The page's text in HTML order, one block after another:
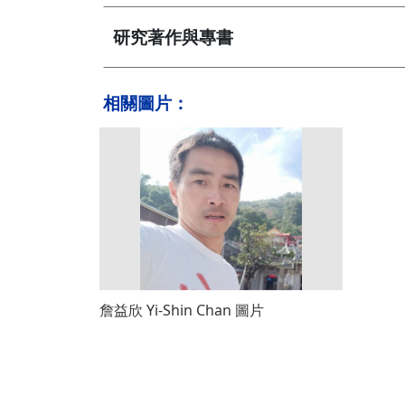
研究著作與專書
相關圖片：
詹益欣 Yi-Shin Chan 圖片